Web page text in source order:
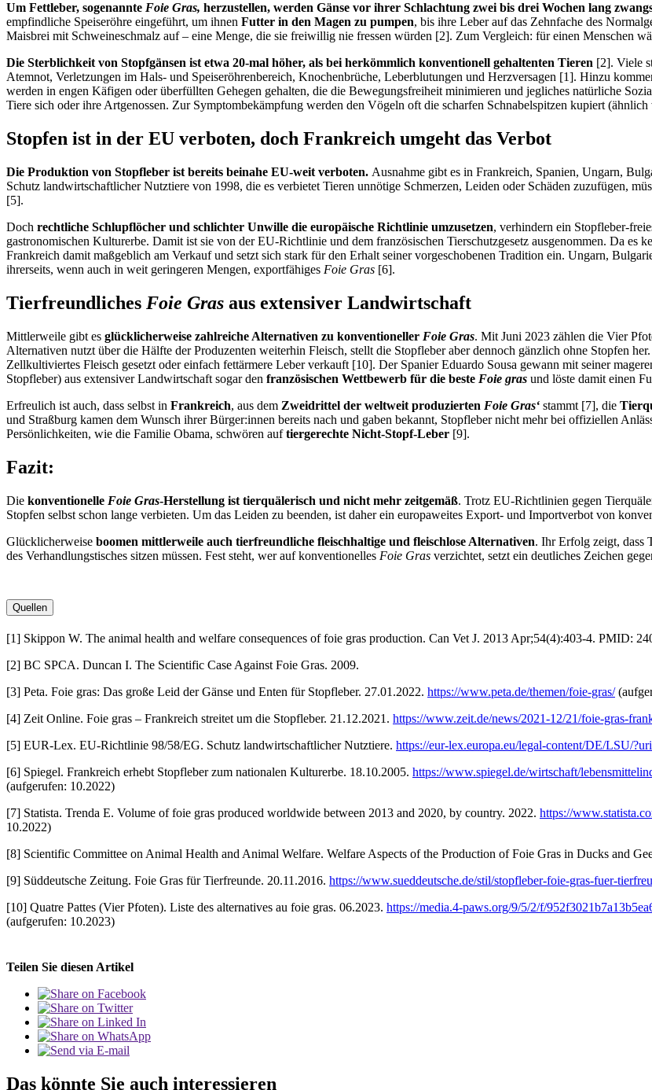
Um Fettleber, sogenannte Foie Gras, herzustellen, werden Gänse vor ihrer Schlachtung zwei bis drei Wochen lang
empfindliche Speiseröhre eingeführt, um ihnen Futter in den Magen zu pumpen, bis ihre Leber auf das Zehnfache des
Maisbrei mit Schweineschmalz auf – eine Menge, die sie freiwillig nie fressen würden [2]. Zum Vergleich: für einen Menschen
Die Sterblichkeit von Stopfgänsen ist etwa 20-mal höher, als bei herkömmlich konventionell gehaltenten Tieren [2]. Viele
Atemnot, Verletzungen im Hals- und Speiseröhrenbereich, Knochenbrüche, Leberblutungen und Herzversagen [1]. Hinzu
werden in engen Käfigen oder überfüllten Gehegen gehalten, die die Bewegungsfreiheit minimieren und jegliches natürliche
Tiere sich oder ihre Artgenossen. Zur Symptombekämpfung werden den Vögeln oft die scharfen Schnabelspitzen kupiert
Stopfen ist in der EU verboten, doch Frankreich umgeht das Verbot
Die Produktion von Stopfleber ist bereits beinahe EU-weit verboten. Ausnahme gibt es in Frankreich, Spanien, Ungarn,
Schutz landwirtschaftlicher Nutztiere von 1998, die es verbietet Tieren unnötige Schmerzen, Leiden oder Schäden zuzufügen,
[5].
Doch rechtliche Schlupflöcher und schlichter Unwille die europäische Richtlinie umzusetzen, verhindern ein Stopfleber-
gastronomischen Kulturerbe. Damit ist sie von der EU-Richtlinie und dem französischen Tierschutzgesetz ausgenommen. Da
Frankreich damit maßgeblich am Verkauf und setzt sich stark für den Erhalt seiner vorgeschobenen Tradition ein. Ungarn,
ihrerseits, wenn auch in weit geringeren Mengen, exportfähiges Foie Gras [6].
Tierfreundliches Foie Gras aus extensiver Landwirtschaft
Mittlerweile gibt es glücklicherweise zahlreiche Alternativen zu konventioneller Foie Gras. Mit Juni 2023 zählen die Vier
Alternativen nutzt über die Hälfte der Produzenten weiterhin Fleisch, stellt die Stopfleber aber dennoch gänzlich ohne Stopfen
Zellkultiviertes Fleisch gesetzt oder einfach fettärmere Leber verkauft [10]. Der Spanier Eduardo Sousa gewann mit seiner
Stopfleber) aus extensiver Landwirtschaft sogar den französischen Wettbewerb für die beste Foie gras und löste damit einen
Erfreulich ist auch, dass selbst in Frankreich, aus dem Zweidrittel der weltweit produzierten Foie Gras‘ stammt [7], die
und Straßburg kamen dem Wunsch ihrer Bürger:innen bereits nach und gaben bekannt, Stopfleber nicht mehr bei offiziellen
Persönlichkeiten, wie die Familie Obama, schwören auftiergerechte Nicht-Stopf-Leber [9].
Fazit:
Die konventionelle Foie Gras-Herstellung ist tierquälerisch und nicht mehr zeitgemäß. Trotz EU-Richtlinien gegen
Stopfen selbst schon lange verbieten. Um das Leiden zu beenden, ist daher ein europaweites Export- und Importverbot von
Glücklicherweise boomen mittlerweile auch tierfreundliche fleischhaltige und fleischlose Alternativen. Ihr Erfolg zeigt, dass
des Verhandlungstisches sitzen müssen. Fest steht, wer auf konventionelles Foie Gras verzichtet, setzt ein deutliches Zeichen
Quellen
[1] Skippon W. The animal health and welfare consequences of foie gras production. Can Vet J. 2013 Apr;54(4):403-4. PMID:
[2] BC SPCA. Duncan I. The Scientific Case Against Foie Gras. 2009.
[3] Peta. Foie gras: Das große Leid der Gänse und Enten für Stopfleber. 27.01.2022. https://www.peta.de/themen/foie-gras/
[4] Zeit Online. Foie gras – Frankreich streitet um die Stopfleber. 21.12.2021. https://www.zeit.de/news/2021-12/21/foie-gras-
[5] EUR-Lex. EU-Richtlinie 98/58/EG. Schutz landwirtschaftlicher Nutztiere. https://eur-lex.europa.eu/legal-content/DE/LSU/
[6] Spiegel. Frankreich erhebt Stopfleber zum nationalen Kulturerbe. 18.10.2005. https://www.spiegel.de/wirtschaft/
(aufgerufen: 10.2022)
[7] Statista. Trenda E. Volume of foie gras produced worldwide between 2013 and 2020, by country. 2022. https://
10.2022)
[8] Scientific Committee on Animal Health and Animal Welfare. Welfare Aspects of the Production of Foie Gras in Ducks and
[9] Süddeutsche Zeitung. Foie Gras für Tierfreunde. 20.11.2016. https://www.sueddeutsche.de/stil/stopfleber-foie-gras-fuer-
[10] Quatre Pattes (Vier Pfoten). Liste des alternatives au foie gras. 06.2023. https://media.4-paws.org/9/5/2/f/
(aufgerufen: 10.2023)
Teilen Sie diesen Artikel
Das könnte Sie auch interessieren